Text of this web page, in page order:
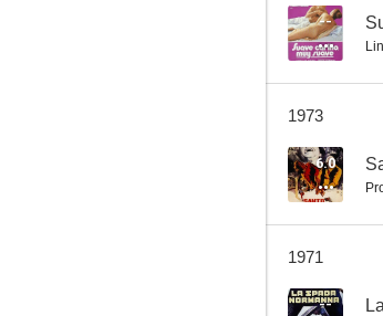
--
1973
6.0
1971
--